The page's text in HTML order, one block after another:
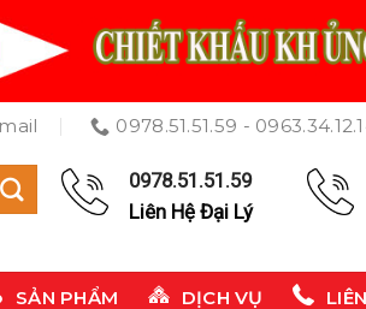
0978.51.51.59 -
0978.51.51.59
Liên Hệ Đại Lý
SẢN PHẨM DỊCH VỤ